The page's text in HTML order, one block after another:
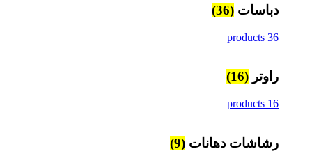
دباسات (36)
36 products
راوتر (16)
16 products
رشاشات دهانات (9)